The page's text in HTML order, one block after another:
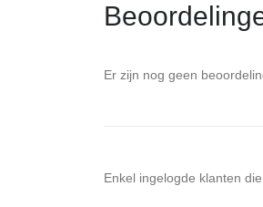
Er zijn nog geen
Enkel ingelogde klanten